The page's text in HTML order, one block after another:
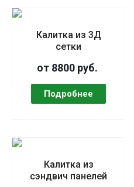
Калитка из 3Д
сетки
от 8800 руб.
Калитка из
сэндвич панелей